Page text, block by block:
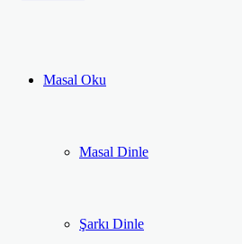
Masal Oku
Masal Dinle
Şarkı Dinle